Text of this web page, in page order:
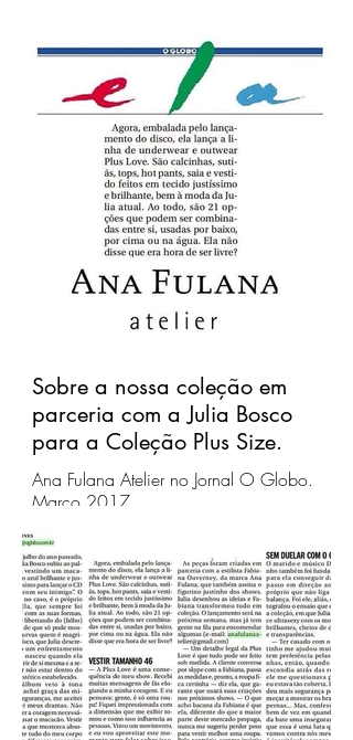
Sobre a nossa coleção em
parceria com a Julia Bosco
para a Coleção Plus Size.
Ana Fulana Atelier no Jornal O Globo.
Março 2017